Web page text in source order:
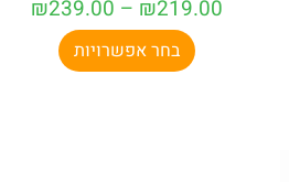
₪219.00
–
₪239.00
בחר אפשרויות